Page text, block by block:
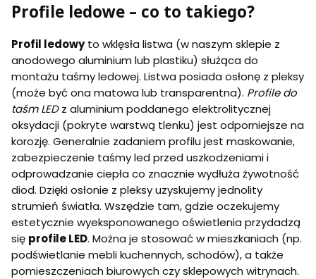
Profile ledowe – co to takiego?
Profil ledowyto wklęsła listwa (w naszym sklepie z
anodowego aluminium lub plastiku) służąca do
montażu taśmy ledowej. Listwa posiada osłonę z pleksy
(może być ona matowa lub transparentna). Profile do
taśm LEDz aluminium poddanego elektrolitycznej
oksydacji (pokryte warstwą tlenku) jest odporniejsze na
korozję. Generalnie zadaniem profilu jest maskowanie,
zabezpieczenie taśmy led przed uszkodzeniami i
odprowadzanie ciepła co znacznie wydłuża żywotność
diod. Dzięki osłonie z pleksy uzyskujemy jednolity
strumień światła. Wszędzie tam, gdzie oczekujemy
estetycznie wyeksponowanego oświetlenia przydadzą
się profile LED. Można je stosować w mieszkaniach (np.
podświetlanie mebli kuchennych, schodów), a także
pomieszczeniach biurowych czy sklepowych witrynach.